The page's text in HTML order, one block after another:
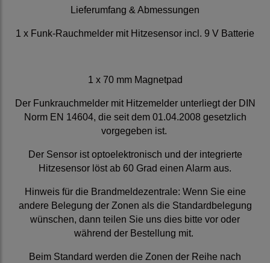
Lieferumfang & Abmessungen
1 x Funk-Rauchmelder mit Hitzesensor incl. 9 V Batterie
1 x 70 mm Magnetpad
Der Funkrauchmelder mit Hitzemelder unterliegt der DIN
Norm EN 14604, die seit dem 01.04.2008 gesetzlich
vorgegeben ist.
Der Sensor ist optoelektronisch und der integrierte
Hitzesensor löst ab 60 Grad einen Alarm aus.
Hinweis für die Brandmeldezentrale: Wenn Sie eine
andere Belegung der Zonen als die Standardbelegung
wünschen, dann teilen Sie uns dies bitte vor oder
während der Bestellung mit.
Beim Standard werden die Zonen der Reihe nach